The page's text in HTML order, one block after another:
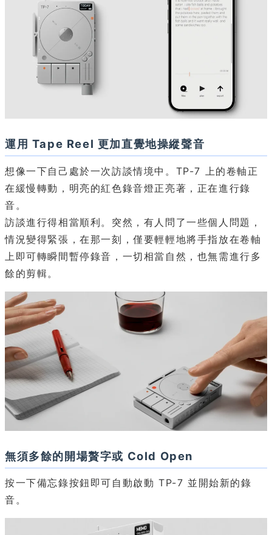
運用 Tape Reel 更加直覺地操縱聲音
想像一下自己處於一次訪談情境中。TP-7 上的卷軸正
在緩慢轉動，明亮的紅色錄音燈正亮著，正在進行錄
音。
訪談進行得相當順利。突然，有人問了一些個人問題，
情況變得緊張，在那一刻，僅要輕輕地將手指放在卷軸
上即可轉瞬間暫停錄音，一切相當自然，也無需進行多
餘的剪輯。
無須多餘的開場贅字或 Cold Open
按一下備忘錄按鈕即可自動啟動 TP-7 並開始新的錄
音。